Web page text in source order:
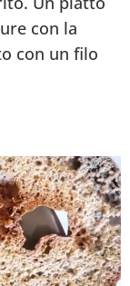
con la
con un filo